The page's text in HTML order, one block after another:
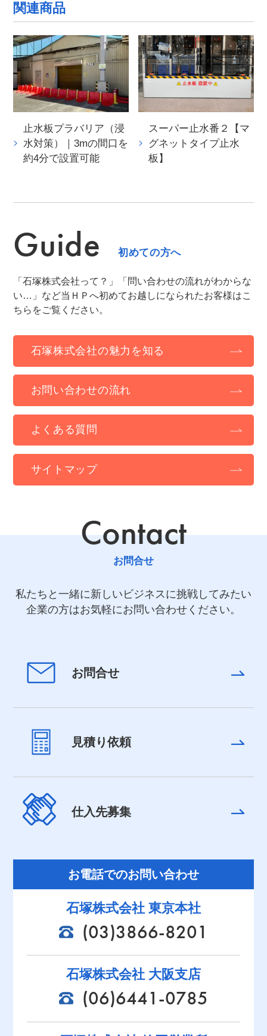
関連商品
止水板プラバリア（浸
水対策）｜3mの間口を
約4分で設置可能
スーパー止水番２【マ
グネットタイプ止水
板】
Guide 初めての方へ
「石塚株式会社って？」「問い合わせの流れがわからな
い…」など当ＨＰへ初めてお越しになられたお客様はこ
ちらをご覧ください。
石塚株式会社の魅力を知る
お問い合わせの流れ
よくある質問
サイトマップ
Contact
お問合せ
私たちと一緒に新しいビジネスに挑戦してみたい
企業の方はお気軽にお問い合わせください。
お問合せ
見積り依頼
仕入先募集
お電話でのお問い合わせ
石塚株式会社 東京本社
(03)3866-8201
石塚株式会社 大阪支店
(06)6441-0785